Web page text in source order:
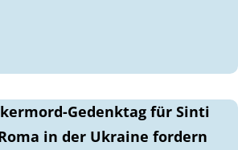
Gedenktag für Sinti
in der Ukraine fordern